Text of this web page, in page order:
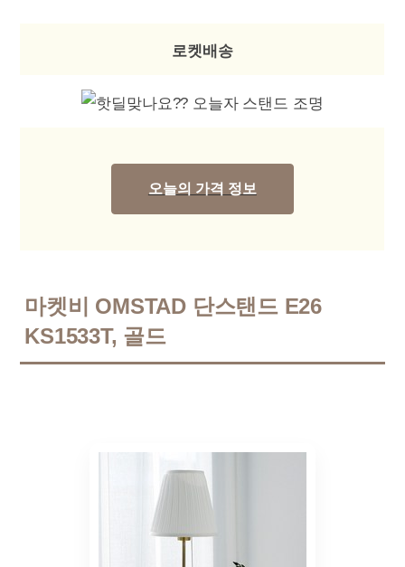
로켓배송
오늘의 가격 정보
마켓비 OMSTAD 단스탠드 E26
KS1533T, 골드